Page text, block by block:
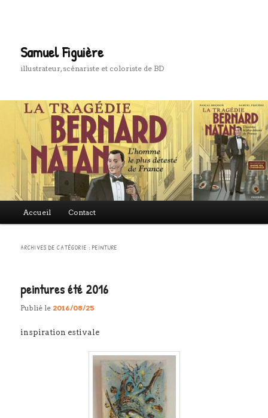
Samuel Figuière
illustrateur, scénariste et coloriste de BD
Accueil Contact
ARCHIVES DE CATÉGORIE :PEINTURE
peintures été 2016
Publié le 2016/08/25
inspiration estivale